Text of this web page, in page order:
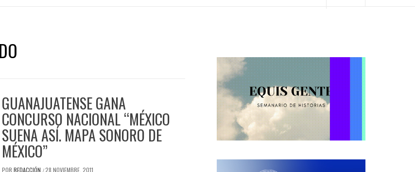
GUANAJUATENSE GANA
CONCURSO NACIONAL “MÉXICO
SUENA ASÍ. MAPA SONORO DE
MÉXICO”
POR REDACCIÓN /28 NOVIEMBRE, 2011